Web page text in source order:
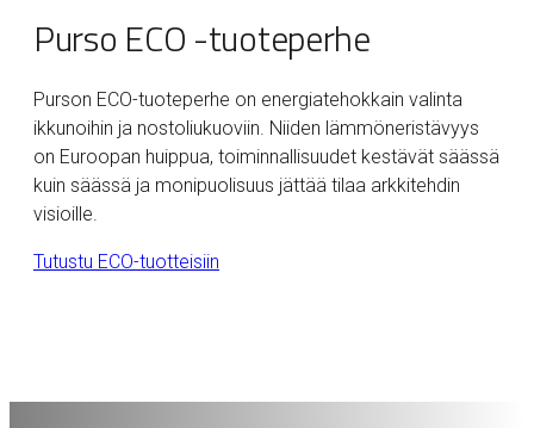
Purso ECO -tuoteperhe
Purson ECO-tuoteperhe on energiatehokkain valinta
ikkunoihin ja nostoliukuoviin. Niiden lämmöneristävyys
on Euroopan huippua, toiminnallisuudet kestävät säässä
kuin säässä ja monipuolisuus jättää tilaa arkkitehdin
visioille.
Tutustu ECO-tuotteisiin